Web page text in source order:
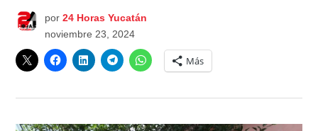
por 24 Horas Yucatán
noviembre 23, 2024
Más